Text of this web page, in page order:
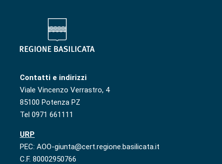
Contatti e indirizzi
Viale Vincenzo Verrastro, 4
85100 Potenza PZ
Tel 0971 661111
URP
PEC: AOO-giunta@cert.regione.basilicata.it
C.F. 80002950766